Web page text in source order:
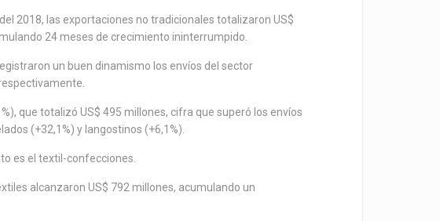
2018, las exportaciones no tradicionales totalizaron US$
24 meses de crecimiento ininterrumpido.
un buen dinamismo los envíos del sector
que totalizó US$ 495 millones, cifra que superó los envíos
(+32,1%) y langostinos (+6,1%).
es el textil-confecciones.
alcanzaron US$ 792 millones, acumulando un